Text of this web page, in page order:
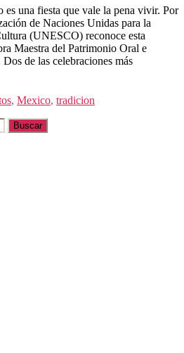
una fiesta que vale la pena vivir. Por
de Naciones Unidas para la
(UNESCO) reconoce esta
Maestra del Patrimonio Oral e
de las celebraciones más
, Mexico, tradicion